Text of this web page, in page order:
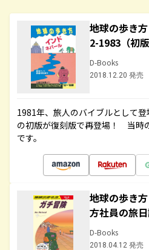
地球の歩き
2-1983（初版
D-Books
2018.12.20 発売
1981年、旅人のバイブルとして
の初版が復刻版で再登場！ 当時
です。
地球の歩き
方社員の旅
D-Books
2018.04.12 発売